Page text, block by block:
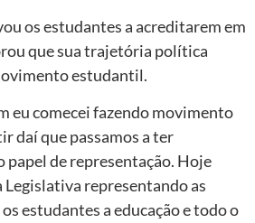
os estudantes a acreditarem em
que sua trajetória política
estudantil.
eu comecei fazendo movimento
daí que passamos a ter
papel de representação. Hoje
Legislativa representando as
estudantes a educação e todo o